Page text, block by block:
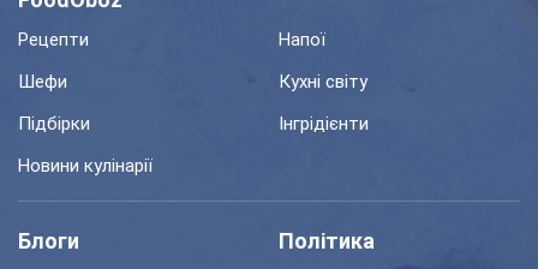
Рецепти
Напої
Шефи
Кухні світу
Підбірки
Інгрідієнти
Новини кулінарії
Блоги Політика